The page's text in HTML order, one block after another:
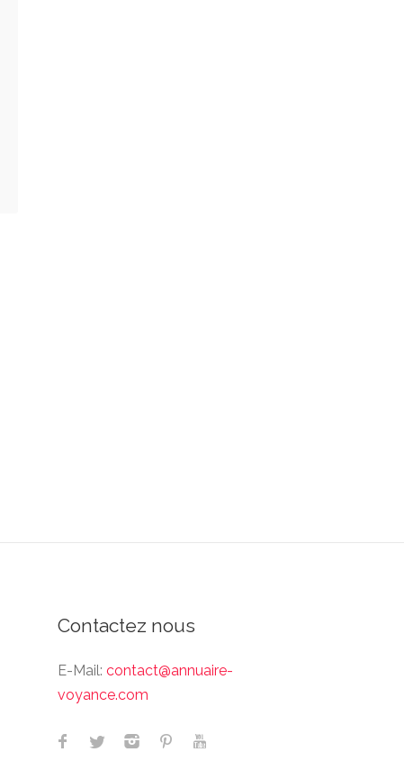
Contactez nous
E-Mail: contact@annuaire-
voyance.com